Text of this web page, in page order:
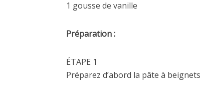
1 gousse de vanille
Préparation :
ÉTAPE 1
Préparez d’abord la pâte à